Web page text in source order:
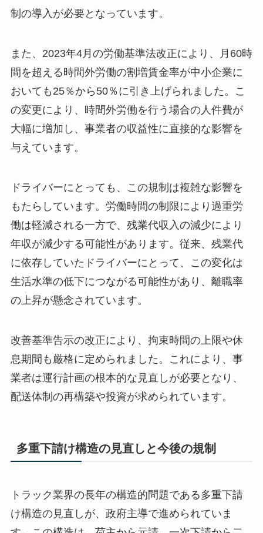
制の導入が必要となっています。
また、2023年4月の労働基準法改正により、月60時
間を超える時間外労働の割増賃金率が中小企業に
おいても25％から50％に引き上げられました。こ
の変更により、時間外労働を行う場合の人件費が
大幅に増加し、事業者の収益性に直接的な影響を
与えています。
ドライバーにとっても、この規制は複雑な影響を
もたらしています。労働時間の制限により過重労
働は軽減される一方で、残業代収入の減少により
年収が減少する可能性があります。従来、残業代
に依存していたドライバーにとって、この変化は
生活水準の低下につながる可能性があり、離職率
の上昇が懸念されています。
改善基準告示の改正により、拘束時間の上限や休
息期間も厳格に定められました。これにより、事
業者は運行計画の根本的な見直しが必要となり、
配送体制の再構築や投資が求められています。
多重下請け構造の見直しと今後の規制
トラック業界の長年の構造的問題である多重下請
け構造の見直しが、政府主導で進められていま